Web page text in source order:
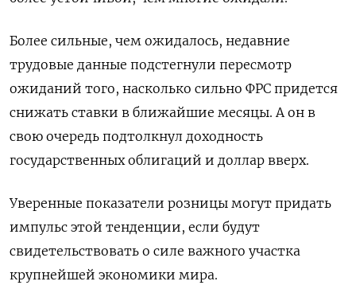
Более сильные, чем ожидалось, недавние
трудовые данные подстегнули пересмотр
ожиданий того, насколько сильно ФРС придется
снижать ставки в ближайшие месяцы. А он в
свою очередь подтолкнул доходность
государственных облигаций и доллар вверх.
Уверенные показатели розницы могут придать
импульс этой тенденции, если будут
свидетельствовать о силе важного участка
крупнейшей экономики мира.